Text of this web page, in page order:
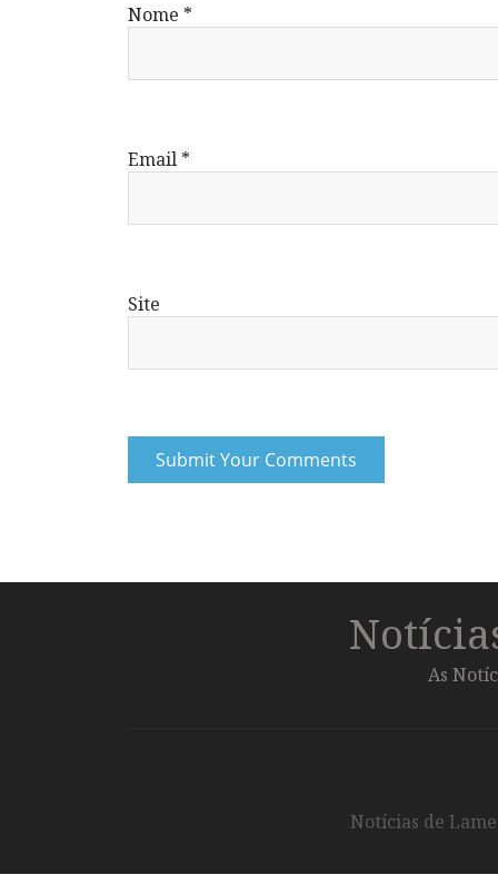
Nome *
Email *
Site
As
Notícias de